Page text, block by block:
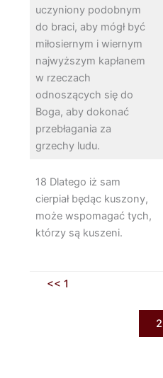
uczyniony podobnym
do braci, aby mógł być
miłosiernym i wiernym
najwyższym kapłanem
w rzeczach
odnoszących się do
Boga, aby dokonać
przebłagania za
grzechy ludu.
18 Dlatego iż sam
cierpiał będąc kuszony,
może wspomagać tych,
którzy są kuszeni.
<< 1
2